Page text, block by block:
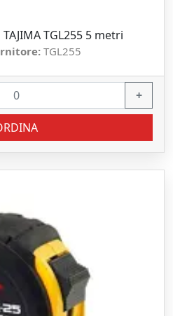
TGL255 5 metri
TGL255
+